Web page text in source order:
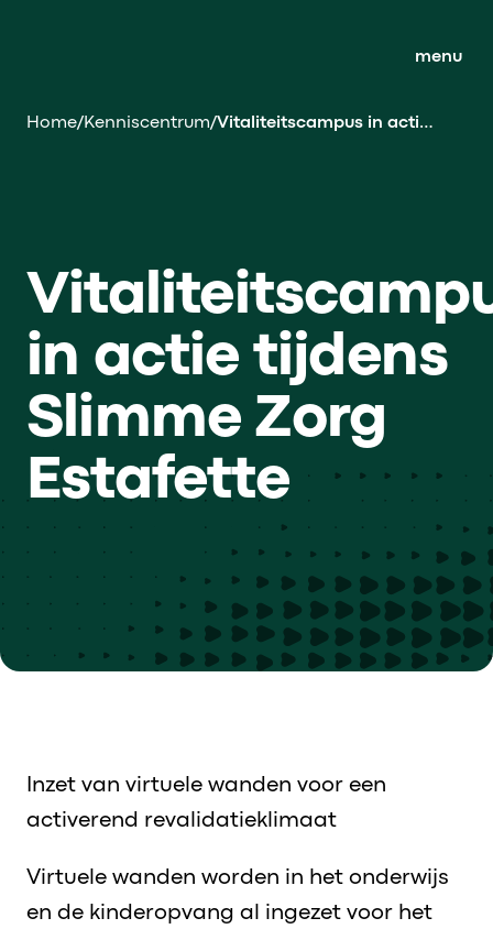
menu
Home/Kenniscentrum/ Vitaliteitscampus in actie tijdens Slimme Zorg Estafette
in actie tijdens
Slimme Zorg
Estafette
Inzet van virtuele wanden voor een
activerend revalidatieklimaat
Virtuele wanden worden in het onderwijs
en de kinderopvang al ingezet voor het